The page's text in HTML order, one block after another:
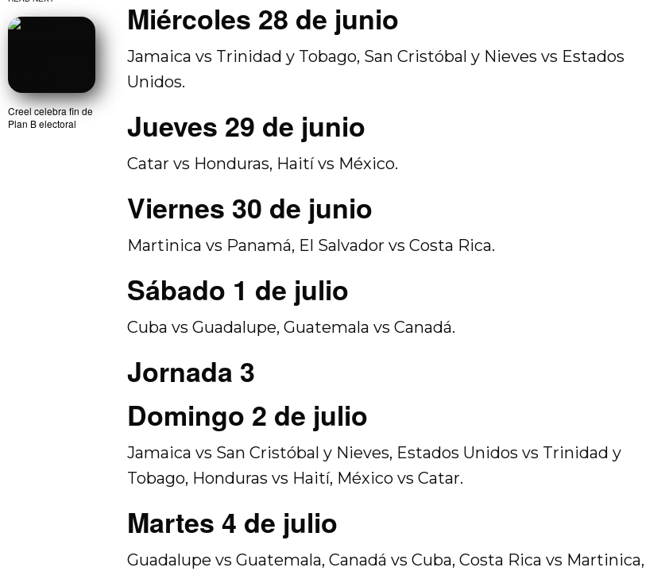
Creel celebra fin de
Plan B electoral
Miércoles 28 de junio
Jamaica vs Trinidad y Tobago, San Cristóbal y Nieves vs Estados
Unidos.
Jueves 29 de junio
Catar vs Honduras, Haití vs México.
Viernes 30 de junio
Martinica vs Panamá, El Salvador vs Costa Rica.
Sábado 1 de julio
Cuba vs Guadalupe, Guatemala vs Canadá.
Jornada 3
Domingo 2 de julio
Jamaica vs San Cristóbal y Nieves, Estados Unidos vs Trinidad y
Tobago, Honduras vs Haití, México vs Catar.
Martes 4 de julio
Guadalupe vs Guatemala, Canadá vs Cuba, Costa Rica vs Martinica,